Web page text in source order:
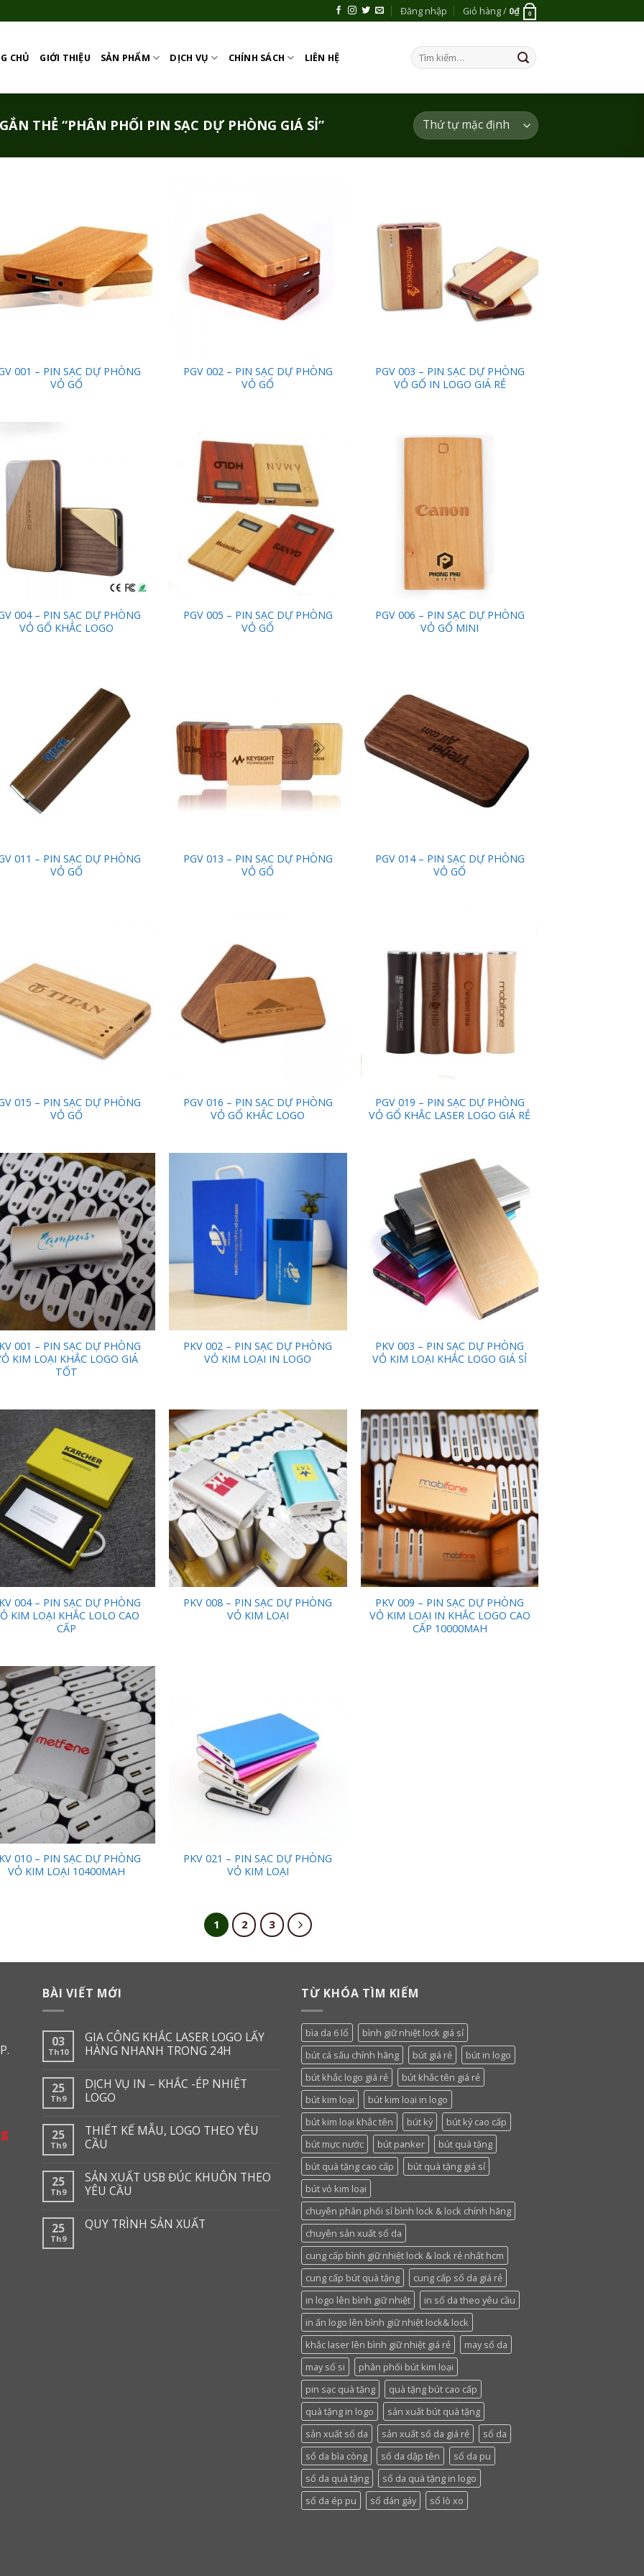
Đăng nhập Giỏ hàng / 0₫ 0
CHỦ GIỚI THIỆU SẢN PHẨM DỊCH VỤ CHÍNH SÁCH LIÊN HỆ
Tìm
kiếm:
THẺ “PHÂN PHỐI PIN SẠC DỰ PHÒNG GIÁ SỈ”
Wishlist
001 – PIN SẠC DỰ PHÒNG
VỎ GỔ
PGV 002 – PIN SẠC DỰ PHÒNG
VỎ GỔ
PGV 003 – PIN SẠC DỰ PHÒNG
VỎ GỔ IN LOGO GIÁ RẺ
004 – PIN SẠC DỰ PHÒNG
VỎ GỔ KHẮC LOGO
Add to
Wishlist
PGV 005 – PIN SẠC DỰ PHÒNG
VỎ GỔ
PGV 006 – PIN SẠC DỰ PHÒNG
VỎ GỔ MINI
Add to
Wishlist
011 – PIN SẠC DỰ PHÒNG
VỎ GỔ
PGV 013 – PIN SẠC DỰ PHÒNG
VỎ GỔ
PGV 014 – PIN SẠC DỰ PHÒNG
VỎ GỔ
015 – PIN SẠC DỰ PHÒNG
VỎ GỔ
PGV 016 – PIN SẠC DỰ PHÒNG
VỎ GỔ KHẮC LOGO
Add to
Wishlist
PGV 019 – PIN SẠC DỰ PHÒNG
VỎ GỔ KHẮC LASER LOGO GIÁ RẺ
Add to
Wishlist
001 – PIN SẠC DỰ PHÒNG
KIM LOẠI KHẮC LOGO GIÁ
TỐT
Add to
Wishlist
PKV 002 – PIN SẠC DỰ PHÒNG
VỎ KIM LOẠI IN LOGO
Add to
Wishlist
PKV 003 – PIN SẠC DỰ PHÒNG
VỎ KIM LOẠI KHẮC LOGO GIÁ SỈ
Add to
Wishlist
004 – PIN SẠC DỰ PHÒNG
KIM LOẠI KHẮC LOLO CAO
CẤP
Add to
Wishlist
PKV 008 – PIN SẠC DỰ PHÒNG
VỎ KIM LOẠI
Add to
Wishlist
PKV 009 – PIN SẠC DỰ PHÒNG
VỎ KIM LOẠI IN KHẮC LOGO CAO
CẤP 10000MAH
Add to
Wishlist
010 – PIN SẠC DỰ PHÒNG
VỎ KIM LOẠI 10400MAH
PKV 021 – PIN SẠC DỰ PHÒNG
VỎ KIM LOẠI
1 2 3
BÀI VIẾT MỚI
03
Th10
GIA CÔNG KHẮC LASER LOGO LẤY
HÀNG NHANH TRONG 24H
25
Th9
DỊCH VỤ IN – KHẮC -ÉP NHIỆT
LOGO
25
Th9
THIẾT KẾ MẪU, LOGO THEO YÊU
CẦU
25
Th9
SẢN XUẤT USB ĐÚC KHUÔN THEO
YÊU CẦU
25
Th9
QUY TRÌNH SẢN XUẤT
TỪ KHÓA TÌM KIẾM
bìa da 6 lổ
bình giữ nhiệt lock giá sỉ
bút cá sấu chính hãng
bút giá rẻ
bút in logo
bút khắc logo giá rẻ
bút khắc tên giá rẻ
bút kim loại
bút kim loại in logo
bút kim loại khắc tên
bút ký
bút ký cao cấp
bút mực nước
bút panker
bút quà tặng
bút quà tặng cao cấp
bút quà tặng giá sỉ
bút vỏ kim loại
chuyên phân phối sỉ bình lock & lock chính hãng
chuyên sản xuất sổ da
cung cấp bình giữ nhiệt lock & lock rẻ nhất hcm
cung cấp bút quà tặng
cung cấp sổ da giá rẻ
in logo lên bình giữ nhiệt
in sổ da theo yêu cầu
in ấn logo lên bình giữ nhiệt lock& lock
khắc laser lên bình giữ nhiệt giá rẻ
may sổ da
may sổ si
phân phối bút kim loại
pin sạc quà tặng
quà tặng bút cao cấp
quà tặng in logo
sản xuất bút quà tặng
sản xuất sổ da
sản xuất sổ da giá rẻ
sổ da
sổ da bìa còng
sổ da dập tên
sổ da pu
sổ da quà tặng
sổ da quà tặng in logo
sổ da ép pu
sổ dán gáy sổ lò xo